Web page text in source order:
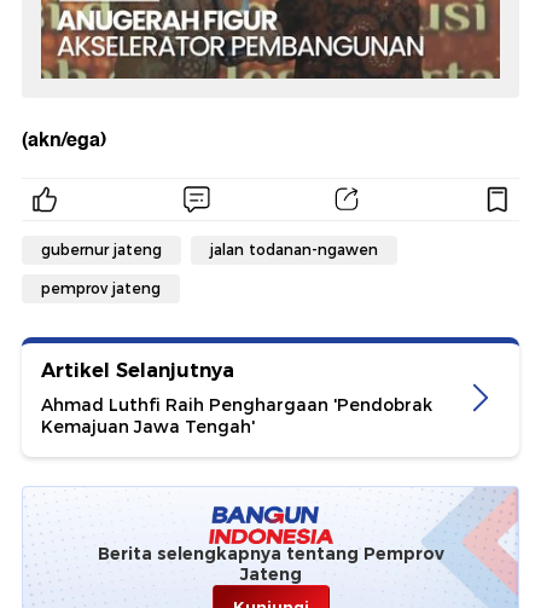
(akn/ega)
gubernur jateng jalan todanan-ngawen
pemprov jateng
Artikel Selanjutnya
Ahmad Luthfi Raih Penghargaan 'Pendobrak
Kemajuan Jawa Tengah'
Berita selengkapnya tentang Pemprov
Jateng